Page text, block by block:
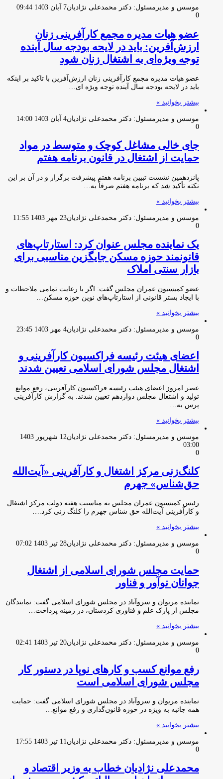
موسس و مدیرمسئول: دکتر محمدعلی نژادیان7 آبان 1403 09:44
0
عضو هیات مدیره مجمع کارآفرینی زنان
ارزش‌آفرین: باید در لایحه بودجه سال آینده
توجه ویژه‌ای به اشتغال زنان شود
عضو هیات مدیره مجمع کارآفرینی زنان ارزش‌آفرین با تاکید بر اینکه
باید در لایحه بودجه سال آینده توجه ویژه ای…
بیشتر بخوانید »
موسس و مدیرمسئول: دکتر محمدعلی نژادیان4 آبان 1403 14:00
0
جای خالی مشاغل کوچک و متوسط در مواد
حمایت از اشتغال در قانون برنامه هفتم
پانزدهمین نشست تبیین برنامه هفتم پیشرفت برگزار و در آن بر این
نکته تأکید شد که برنامه هفتم صرفاً به…
بیشتر بخوانید »
موسس و مدیرمسئول: دکتر محمدعلی نژادیان23 مهر 1403 11:55
0
یک نماینده مجلس عنوان کرد: استارتاپ‌های
قانونمند حوزه مسکن جایگزین مناسبی برای
بازار سنتی املاک
عضو کمیسیون عمران مجلس گفت: اگر با رعایت تمامی ملاحظات و
با ایجاد بستر قانونی از استارتاپ‌های نوین حوزه مسکن…
بیشتر بخوانید »
موسس و مدیرمسئول: دکتر محمدعلی نژادیان4 مهر 1403 23:45
0
اعضای هیئت رئیسه فراکسیون کارآفرینی و
اشتغال مجلس شورای اسلامی تعیین شدند
عصر امروز اعضای هیئت رئیسه فراکسیون کارآفرینی، رفع موانع
تولید و اشتغال مجلس دوازدهم تعیین شدند. به گزارش کارآفرینی
پرس به…
بیشتر بخوانید »
موسس و مدیرمسئول: دکتر محمدعلی نژادیان
12 شهریور 1403
03:00
0
کلنگ‌زنی مرکز اشتغال و کارآفرینی «آیت‌الله
حق‌شناس» جهرم
رئیس کمیسیون عمران مجلس به مناسبت هفته دولت مرکز اشتغال
و کارآفرینی آیت‌الله حق شناس جهرم را کلنگ زنی کرد.…
بیشتر بخوانید »
موسس و مدیرمسئول: دکتر محمدعلی نژادیان28 تیر 1403 07:02
0
حمایت مجلس شورای اسلامی از اشتغال
جوانان نوآور و فناور
نماینده مریوان و سروآباد در مجلس شورای اسلامی گفت: نمایندگان
مجلس از پارک علم و فناوری کردستان، در زمینه پرداخت…
بیشتر بخوانید »
موسس و مدیرمسئول: دکتر محمدعلی نژادیان20 تیر 1403 02:41
0
رفع موانع کسب و کارهای نوپا در دستور کار
مجلس شورای اسلامی است
نماینده مریوان و سروآباد در مجلس شورای اسلامی گفت: حمایت
همه جانبه به ویژه در حوزه قانون‌گذاری و رفع موانع…
بیشتر بخوانید »
موسس و مدیرمسئول: دکتر محمدعلی نژادیان11 تیر 1403 17:55
0
محمدعلى نژاديان خطاب به وزير اقتصاد و